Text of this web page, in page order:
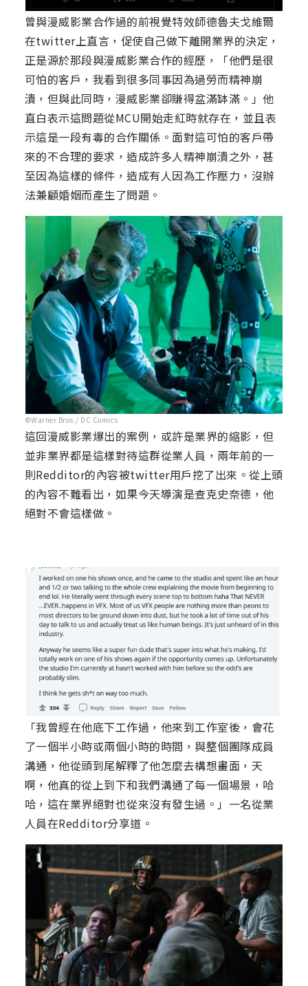
曾與漫威影業合作過的前視覺特效師德魯夫戈維爾
在twitter上直言，促使自己做下離開業界的決定，
正是源於那段與漫威影業合作的經歷，「他們是很
可怕的客戶，我看到很多同事因為過勞而精神崩
潰，但與此同時，漫威影業卻賺得盆滿缽滿。」他
直白表示這問題從MCU開始走紅時就存在，並且表
示這是一段有毒的合作關係。面對這可怕的客戶帶
來的不合理的要求，造成許多人精神崩潰之外，甚
至因為這樣的條件，造成有人因為工作壓力，沒辦
法兼顧婚姻而產生了問題。
©Warner Bros./ DC Comics
這回漫威影業爆出的案例，或許是業界的縮影，但
並非業界都是這樣對待這群從業人員，兩年前的一
則Redditor的內容被twitter用戶挖了出來。從上頭
的內容不難看出，如果今天導演是查克史奈德，他
絕對不會這樣做。
「我曾經在他底下工作過，他來到工作室後，會花
了一個半小時或兩個小時的時間，與整個團隊成員
溝通，他從頭到尾解釋了他怎麼去構想畫面，天
啊，他真的從上到下和我們溝通了每一個場景，哈
哈，這在業界絕對也從來沒有發生過。」一名從業
人員在Redditor分享道。